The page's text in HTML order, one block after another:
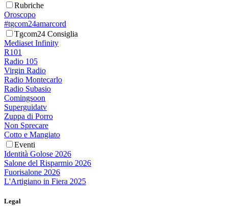
Rubriche
Oroscopo
#tgcom24amarcord
Tgcom24 Consiglia
Mediaset Infinity
R101
Radio 105
Virgin Radio
Radio Montecarlo
Radio Subasio
Comingsoon
Superguidatv
Zuppa di Porro
Non Sprecare
Cotto e Mangiato
Eventi
Identità Golose 2026
Salone del Risparmio 2026
Fuorisalone 2026
L'Artigiano in Fiera 2025
Legal